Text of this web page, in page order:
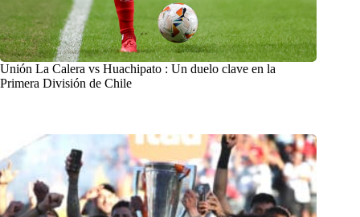
Unión La Calera vs Huachipato : Un duelo clave en la
Primera División de Chile